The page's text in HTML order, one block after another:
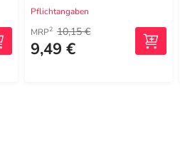
Pflichtangaben
MRP2 10,15 €
9,49 €